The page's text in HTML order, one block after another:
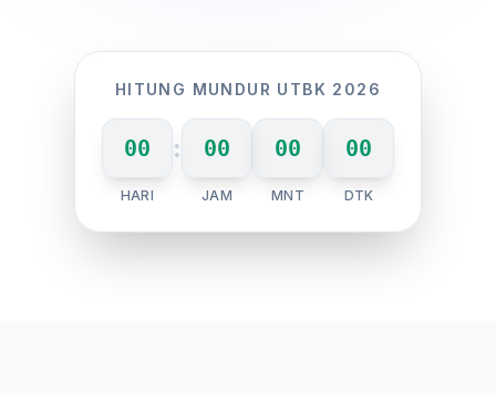
HITUNG MUNDUR UTBK 2026
00
HARI
: 00
JAM
00
MNT
00
DTK